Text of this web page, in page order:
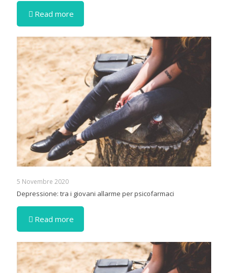
Read more
5 Novembre 2020
Depressione: tra i giovani allarme per psicofarmaci
Read more